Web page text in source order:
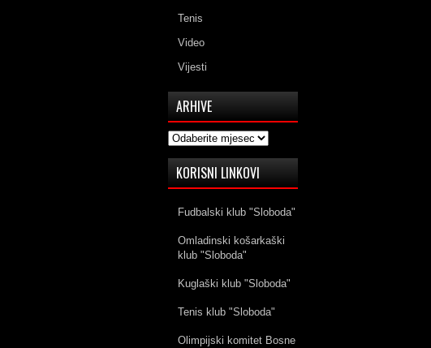
Tenis
Video
Vijesti
ARHIVE
Arhive
KORISNI LINKOVI
Fudbalski klub "Sloboda"
Omladinski košarkaški
klub "Sloboda"
Kuglaški klub "Sloboda"
Tenis klub "Sloboda"
Olimpijski komitet Bosne